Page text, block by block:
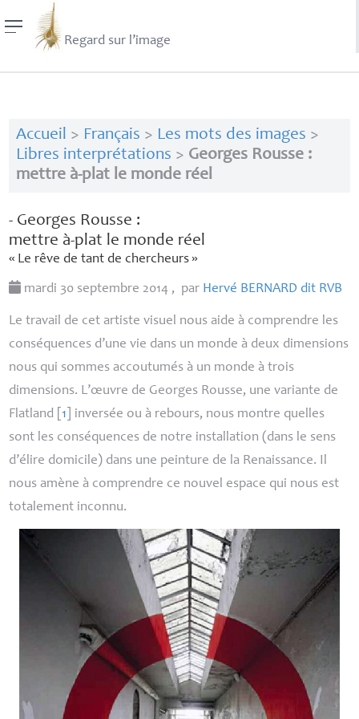
Regard sur l’image
Accueil > Français > Les mots des images >
Libres interprétations > Georges Rousse :
mettre à-plat le monde réel
- Georges Rousse :
mettre à-plat le monde réel
« Le rêve de tant de chercheurs»
mardi 30 septembre 2014 , par Hervé BERNARD dit RVB
Le travail de cet artiste visuel nous aide à comprendre les
conséquences d’une vie dans un monde à deux dimensions
nous qui sommes accoutumés à un monde à trois
dimensions. L’œuvre de Georges Rousse, une variante de
Flatland [1
inversée ou à rebours, nous montre quelles
sont les conséquences de notre installation (dans le sens
d’élire domicile) dans une peinture de la Renaissance. Il
nous amène à comprendre ce nouvel espace qui nous est
totalement inconnu.